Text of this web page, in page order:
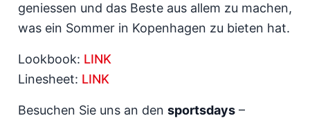
geniessen und das Beste aus allem zu machen,
was ein Sommer in Kopenhagen zu bieten hat.
Lookbook: LINK
Linesheet: LINK
Besuchen Sie uns an den sportsdays –